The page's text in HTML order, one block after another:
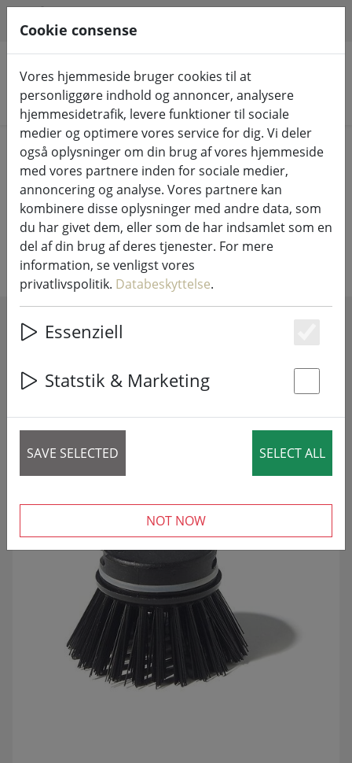
Søg efter produkter
Home
Køkken & mad
Sæbedispenser og tilbehør til opvaskemaskiner
Sæbedispenser og tilbehør til
opvaskemaskiner
REDUCERET! SALE
Cookie consense
Vores hjemmeside bruger cookies til at
personliggøre indhold og annoncer, analysere
hjemmesidetrafik, levere funktioner til sociale
medier og optimere vores service for dig. Vi deler
også oplysninger om din brug af vores hjemmeside
med vores partnere inden for sociale medier,
annoncering og analyse. Vores partnere kan
kombinere disse oplysninger med andre data, som
du har givet dem, eller som de har indsamlet som en
del af din brug af deres tjenester. For mere
information, se venligst vores
privatlivspolitik. Databeskyttelse.
Essenziell
Statstik & Marketing
SAVE SELECTED SELECT ALL
NOT NOW